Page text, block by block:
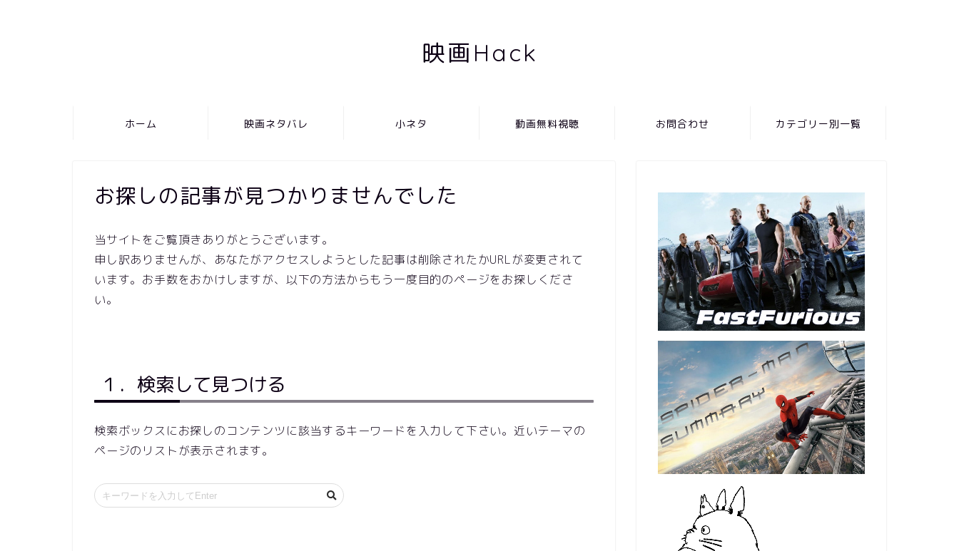
映画Hack
ホーム 映画ネタバレ 小ネタ 動画無料視聴 お問合わせ カテゴリー別一覧
お探しの記事が見つかりませんでした
当サイトをご覧頂きありがとうございます。
申し訳ありませんが、あなたがアクセスしようとした記事は削除されたかURLが変更されて
います。お手数をおかけしますが、以下の方法からもう一度目的のページをお探しくださ
い。
１．検索して見つける
検索ボックスにお探しのコンテンツに該当するキーワードを入力して下さい。近いテーマの
ページのリストが表示されます。